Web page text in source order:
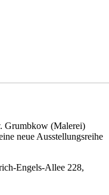
Grumbkow (Malerei)
neue Ausstellungsreihe
Engels-Allee 228,